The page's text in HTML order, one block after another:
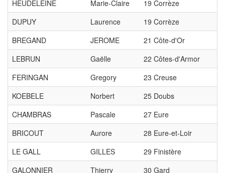
HEUDELEINE
Marie-Claire
19 Corrèze
DUPUY
Laurence
19 Corrèze
BREGAND
JEROME
21 Côte-d'Or
LEBRUN
Gaëlle
22 Côtes-d'Armor
FERINGAN
Gregory
23 Creuse
KOEBELE
Norbert
25 Doubs
CHAMBRAS
Pascale
27 Eure
BRICOUT
Aurore
28 Eure-et-Loir
LE GALL
GILLES
29 Finistère
GALONNIER
Thierry
30 Gard